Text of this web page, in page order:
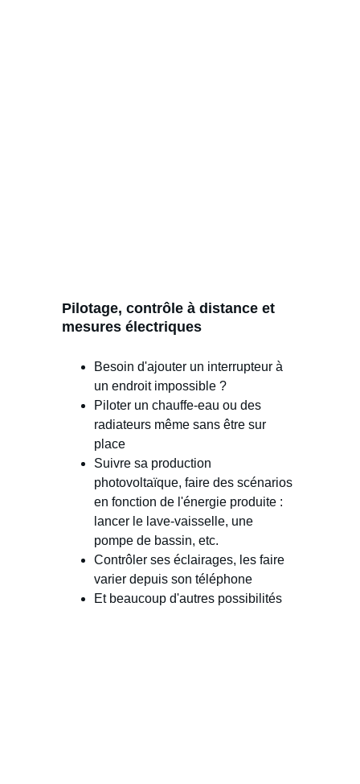
Pilotage, contrôle à distance et
mesures électriques
Besoin d'ajouter un interrupteur à
un endroit impossible ?
Piloter un chauffe-eau ou des
radiateurs même sans être sur
place
Suivre sa production
photovoltaïque, faire des scénarios
en fonction de l'énergie produite :
lancer le lave-vaisselle, une
pompe de bassin, etc.
Contrôler ses éclairages, les faire
varier depuis son téléphone
Et beaucoup d'autres possibilités